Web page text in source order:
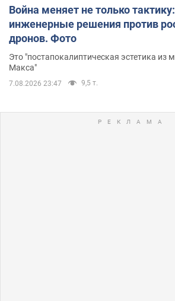
Война меняет не только
инженерные решения против
дронов. Фото
Это "постапокалиптическая эстетика из
Макса"
7.08.2026 23:47 9,5 т.